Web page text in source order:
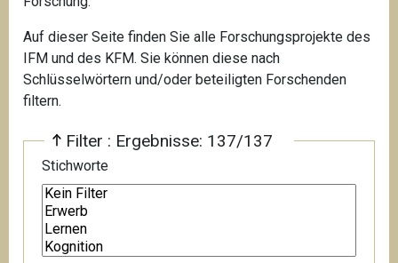
Auf dieser Seite finden Sie alle Forschungsprojekte des
IFM und des KFM. Sie können diese nach
Schlüsselwörtern und/oder beteiligten Forschenden
filtern.
Filter : Ergebnisse: 137/137
Stichworte